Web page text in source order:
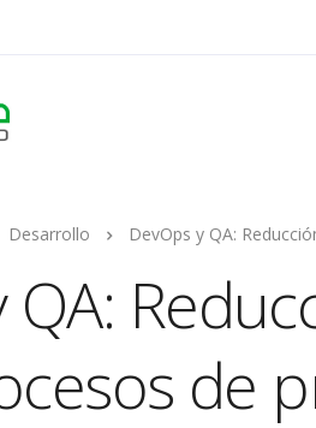
Desarrollo DevOps y QA:
QA:
de